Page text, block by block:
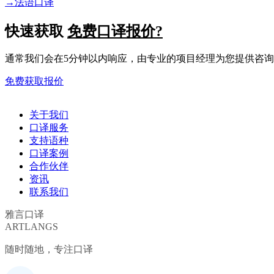
快速获取 免费口译报价?
通常我们会在5分钟以内响应，由专业的项目经理为您提供咨
免费获取报价
关于我们
口译服务
支持语种
口译案例
合作伙伴
资讯
联系我们
雅言口译
ARTLANGS
随时随地，专注口译